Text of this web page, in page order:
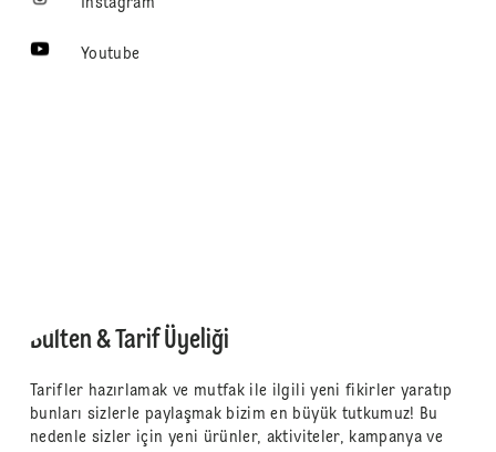
Instagram
Youtube
Bülten & Tarif Üyeliği
Tarifler hazırlamak ve mutfak ile ilgili yeni fikirler yaratıp
bunları sizlerle paylaşmak bizim en büyük tutkumuz! Bu
nedenle sizler için yeni ürünler, aktiviteler, kampanya ve